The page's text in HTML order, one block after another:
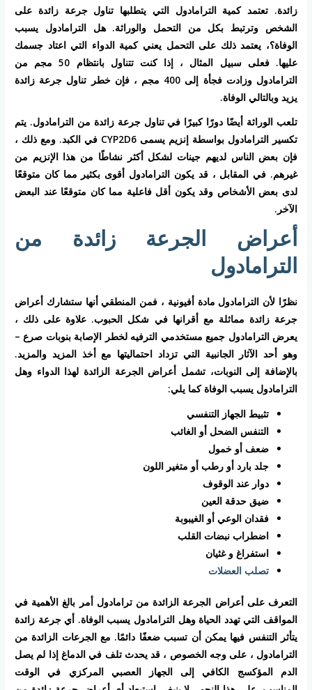
زائدة. تعتمد كمية الترامادول التي يتطلبها تناول جرعة زائدة على
الشخص وترتبط بكل من التحمل والوراثة. هل الترامادول يسبب
الوفاة؟، يعتمد ذلك على التحمل يعني كمية الدواء التي اعتاد جسمك
عليها. فعلى سبيل المثال ، إذا كنت تتناول بانتظام 50 مجم من
الترامادول وزادت فجأة إلى 400 مجم ، فإن خطر تناول جرعة زائدة
يزيد وبالتالي الوفاة.
تلعب الوراثة أيضًا دورًا كبيرًا في تناول جرعة زائدة من الترامادول. يتم
تكسير الترامادول بواسطة إنزيم يسمى CYP2D6 في الكبد. ومع ذلك ،
فإن بعض الناس لديهم جينات لشكل أكثر نشاطًا من هذا الإنزيم من
غيرهم. في المقابل ، قد يكون الترامادول أقوى بكثير مما كان متوقعًا
لدى بعض الأشخاص وقد يكون أقل فاعلية مما كان متوقعًا عند البعض
الآخر.
أعراض الجرعة زائدة من
الترامادول
نظرًا لأن الترامادول مادة أفيونية ، فمن المنطقي أنها ستشارك أعراض
جرعة زائدة مماثلة مع أقرانها في شكل الحبوب. علاوة على ذلك ،
يعرض الترامادول جميع مستخدمي الترفيه لخطر الإصابة بنوبات صرع –
وهو أحد الآثار الجانبية التي تزداد احتماليتها مع أخذ المزيد والمزيد.
بالإضافة إلى النوبات، تشمل أعراض الجرعة الزائدة لهذا الدواء وهل
الترامادول يسبب الوفاة كما يلي:
تثبيط الجهاز التنفسي
التنفس الضحل أو الغائب
ضعف أو خمول
جلد بارد أو رطب أو متغير اللون
دوار عند الوقوف
ضيق حدقة العين
فقدان الوعي أو الغيبوبة
اضطراب نبضات القلب
استفراغ و غثيان
تصلب العضلات
التعرف على أعراض الجرعة الزائدة من ترامادول أمر بالغ الأهمية في
المواقف التي تهدد الحياة وهل الترامادول يسبب الوفاة. أي جرعة زائدة
يتأثر التنفس فيها يمكن أن تسبب ضعفًا دائمًا. مع الجرعات الزائدة من
الترامادول ، على وجه الخصوص ، قد يحدث تلف في الدماغ إذا لم يصل
الدم المؤكسج الكافي إلى الجهاز العصبي المركزي في الوقت